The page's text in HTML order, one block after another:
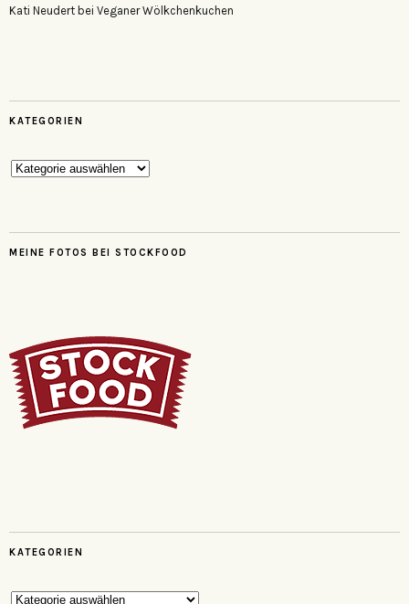
Kati Neudert bei Veganer Wölkchenkuchen
KATEGORIEN
Kategorien
MEINE FOTOS BEI STOCKFOOD
KATEGORIEN
Kategorien